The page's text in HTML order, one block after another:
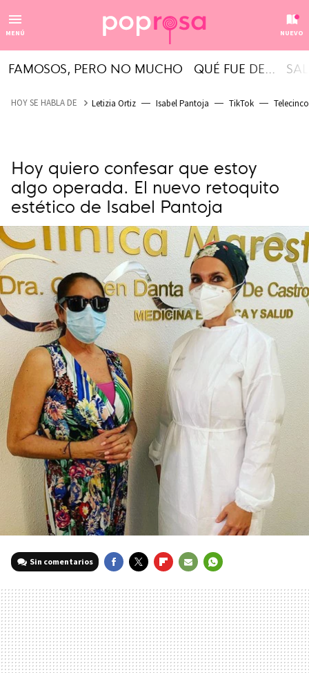
MENÚ NUEVO
FAMOSOS, PERO NO MUCHO QUÉ FUE DE...
HOY SE HABLA DE Letizia Ortiz Isabel Pantoja TikTok Telecinco
Hoy quiero confesar que estoy
algo operada. El nuevo retoquito
estético de Isabel Pantoja
Sin comentarios
MAIL